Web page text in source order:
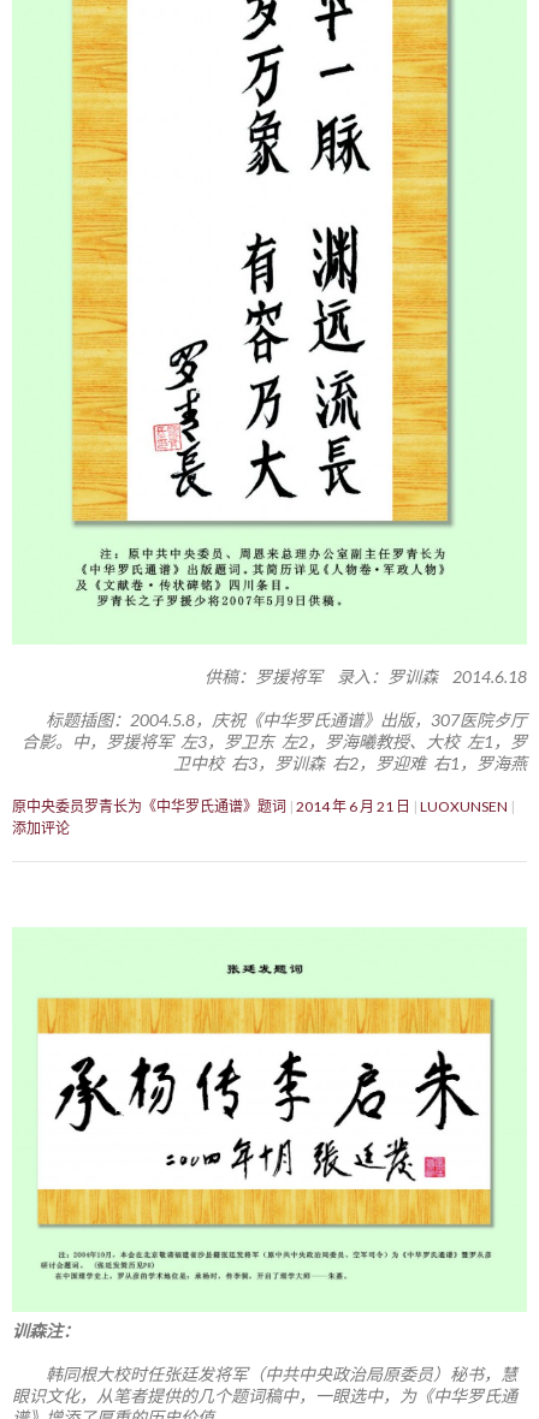
供稿：罗援将军 录入：罗训森 2014.6.18
标题插图：2004.5.8，庆祝《中华罗氏通谱》出版，307医院歺厅
合影。中，罗援将军 左3，罗卫东 左2，罗海曦教授、大校 左1，罗
卫中校 右3，罗训森 右2，罗迎难 右1，罗海燕
原中央委员罗青长为《中华罗氏通谱》题词 2014 年 6 月 21 日
LUOXUNSEN
添加评论
训森注：
韩同根大校时任张廷发将军（中共中央政治局原委员）秘书，慧
眼识文化，从笔者提供的几个题词稿中，一眼选中，为《中华罗氏通